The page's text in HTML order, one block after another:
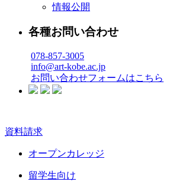
情報公開
各種お問い合わせ
078-857-3005
info@art-kobe.ac.jp
お問い合わせフォームはこちら
資料請求
オープンカレッジ
留学生向け